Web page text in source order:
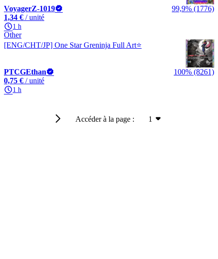
VoyagerZ-1019
99,9% (1776)
1,34 € / unité
1 h
Other
[ENG/CHT/JP] One Star Greninja Full Art⭐️
PTCGEthan
100% (8261)
0,75 € / unité
1 h
Accéder à la page : 1